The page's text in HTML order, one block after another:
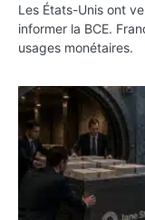
Les États-Unis ont
informer la BCE.
usages monétaires.
Jane Street